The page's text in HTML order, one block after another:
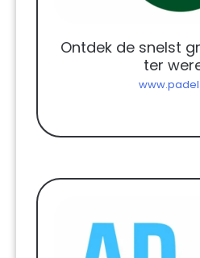
Ontdek de snelst
ter